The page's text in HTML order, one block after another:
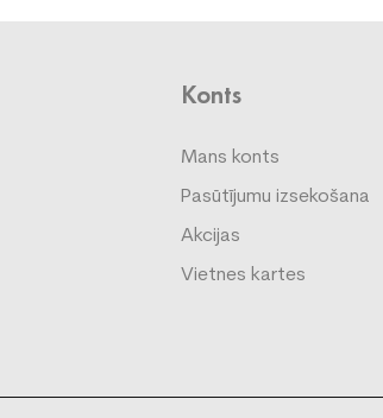
Konts
Mans konts
Pasūtījumu izsekošana
Akcijas
Vietnes kartes